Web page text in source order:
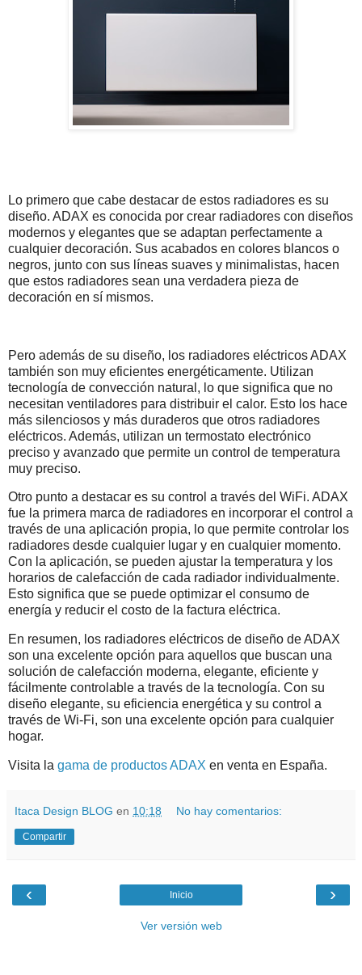
Lo primero que cabe destacar de estos radiadores es su
diseño. ADAX es conocida por crear radiadores con diseños
modernos y elegantes que se adaptan perfectamente a
cualquier decoración. Sus acabados en colores blancos o
negros, junto con sus líneas suaves y minimalistas, hacen
que estos radiadores sean una verdadera pieza de
decoración en sí mismos.
Pero además de su diseño, los radiadores eléctricos ADAX
también son muy eficientes energéticamente. Utilizan
tecnología de convección natural, lo que significa que no
necesitan ventiladores para distribuir el calor. Esto los hace
más silenciosos y más duraderos que otros radiadores
eléctricos. Además, utilizan un termostato electrónico
preciso y avanzado que permite un control de temperatura
muy preciso.
Otro punto a destacar es su control a través del WiFi. ADAX
fue la primera marca de radiadores en incorporar el control a
través de una aplicación propia, lo que permite controlar los
radiadores desde cualquier lugar y en cualquier momento.
Con la aplicación, se pueden ajustar la temperatura y los
horarios de calefacción de cada radiador individualmente.
Esto significa que se puede optimizar el consumo de
energía y reducir el costo de la factura eléctrica.
En resumen, los radiadores eléctricos de diseño de ADAX
son una excelente opción para aquellos que buscan una
solución de calefacción moderna, elegante, eficiente y
fácilmente controlable a través de la tecnología. Con su
diseño elegante, su eficiencia energética y su control a
través de Wi-Fi, son una excelente opción para cualquier
hogar.
Visita la gama de productos ADAX en venta en España.
Itaca Design BLOG en 10:18 No hay comentarios:
Compartir
‹ ›
Inicio
Ver versión web